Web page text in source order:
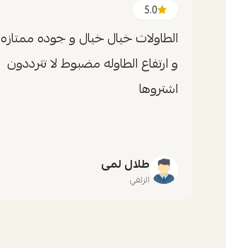
5.0
الطاولات خيال خيال و جوده ممتازه
و ارتفاع الطاوله مضبوط لا تترددون
اشتروها
طلال لمى
الزلفي